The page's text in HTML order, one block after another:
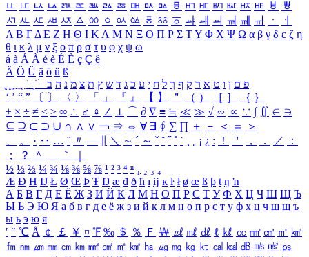
ㅥ ㅦ ㅧ ㅨ ㅩ ㅪ ㅫ ㅬ ㅭ ㅮ ㅯ ㅰ ㅱ ㅲ ㅳ ㅴ ㅵ ㅶ ㅷ ㅸ
ㅹ
ㅺ ㅻ ㅼ ㅽ ㅾ ㅿ ㆀ ㆁ ㆂ ㆃ ㆄ ㆅ ㆆ ㆇ ㆈ ㆉ ㆊ ㆋ ㆌ ㆍ
ㆎ
Α Β ΓΔ Ε Ζ Η Θ Ι ΚΛ Μ Ν Ξ Ο Π Ρ Σ ΤΥ Φ Χ Ψ Ω α β γ δ ε ζ η
θ ι κ λ μ ν ξ ο π ρ σ τ υ φ χ ψ ω
á à Á À é è É È ç Ç ê
Ä Ö Ü ä ö ü ß
ִֶֹ ֻּ ׁׂ פ ם ן ו ט א ר ק ף ך ל ח י ע כ ג ד ש ץ ת צ מ נ ה ב
‘ ’ “ ” 〔 〕 〈 〉 「 」 『 』 【 】 ＂ （ ） ［ ］ ｛ ｝
± × ÷ ≠ ≤ ≥ ∞ ∴ ♂ ♀ ∠ ⊥ ⌒ ∂ ∇ ≡ ≒ ≪ ≫ √ ∽ ∝ ∵ ∫ ∬ ∈ ∋
⊆ ⊇ ⊂ ⊃ ∪ ∩ ∧ ∨ ￢ ⇒ ⇔ ∀ ∃ ∮ ∑ ∏ ＋ － ＜ ＝
＞
、
。 · ‥ … ¨ 〃 ― ＼ ∼ ´ ～ ˇ ˘ ˝ ˚ ˙ ¸ ¡ ¿ ː ！ ＇ ， ． ／
：
；
？ ＾ ｀
½ ⅓ ⅔ ¼ ¾ ⅛ ⅜ ⅝ ⅞ ¹ ² ³ ⁴ ⁿ ₁ ₂ ₃ ₄
Æ Ð Ħ Ĳ Ł Ø Œ Þ Ŧ Ŋ æ đ ð ħ ı ĳ ĸ ŀ ł ø œ ß þ ŧ ŋ ŉ
А Б В Г Д Е Ё Ж З И Й К Л М Н О П Р С Т У Ф Х Ц Ч Ш Щ Ъ
Ы Ь Э Ю Я а б в г д е ё ж з и й к л м н о п р с т у ф х ц ч ш щ ъ
ы ь э ю я
′ ″ ℃ Å ￠ ￡ ￥ ¤ ℉ ‰ ＄ ％ Ｆ ￦ ㎕ ㎖ ㎗ ℓ ㎘ ㏄ ㎣ ㎤ ㎥ ㎦
㎙ ㎚ ㎛ ㎜ ㎝ ㎞ ㎟ ㎠ ㎡ ㎢ ㏊ ㎍ ㎎ ㎏ ㏏ ㎈ ㎉ ㏈ ㎧ ㎨ ㎰